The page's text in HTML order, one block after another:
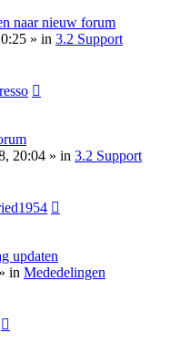
naar nieuw forum
» in 3.2 Support
20:04 » in 3.2 Support
updaten
in Mededelingen